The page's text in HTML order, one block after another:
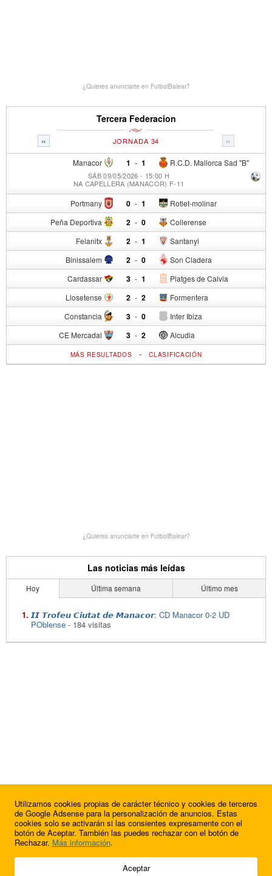
¿Quieres anunciarte en FutbolBalear?
Tercera Federacion
« »
JORNADA 34
Manacor 1 - R.C.D. Mallorca Sad "B"
1
SÁB 09/05/2026 - 15:00 H
NA CAPELLERA (MANACOR) F-11
Portmany 0 - Rotlet-molinar
1
Peña Deportiva 2 - Collerense
0
Felanitx 2 - Santanyi
1
Binissalem 2 - Son Cladera
0
Cardassar 3 - Platges de Calvia
1
Llosetense 2 - Formentera
2
Constancia 3 - Inter Ibiza
0
CE Mercadal 3 - Alcudia
2
MÁS RESULTADOS -CLASIFICACIÓN
¿Quieres anunciarte en FutbolBalear?
Las noticias más leídas
Hoy Última semana Último mes
𝙄𝙄 𝙏𝙧𝙤𝙛𝙚𝙪 𝘾𝙞𝙪𝙩𝙖𝙩 𝙙𝙚 𝙈𝙖𝙣𝙖𝙘𝙤𝙧: CD Manacor 0-2 UD
POblense - 184 visitas
© 2009 - 2026 Soluciones Corporativas IP, SL.
Utilizamos cookies propias de carácter técnico y cookies de terceros
de Google Adsense para la personalización de anuncios. Estas
cookies solo se activarán si las consientes expresamente con el
botón de Aceptar. También las puedes rechazar con el botón de
Rechazar. Más información.
Aceptar